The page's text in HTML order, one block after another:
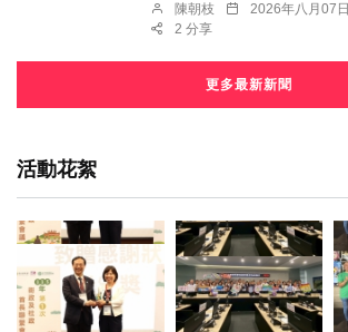
陳朝枝 2026年八月07日
2 分享
更多最新新聞
活動花絮